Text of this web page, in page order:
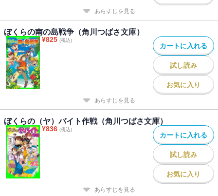
あらすじを見る
ぼくらの南の島戦争（角川つばさ文庫）
¥825 (税込)
カートに入れる
試し読み
お気に入り
あらすじを見る
ぼくらの（ヤ）バイト作戦（角川つばさ文庫）
¥836 (税込)
カートに入れる
試し読み
お気に入り
あらすじを見る